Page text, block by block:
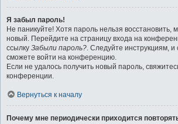
Я забыл пароль!
Не паникуйте! Хотя пароль нельзя восстановить,
новый. Перейдите на страницу входа на
ссылку Забыли пароль?. Следуйте инструкциям, и
сможете войти на конференцию.
Если не удалось получить новый пароль,
конференции.
Вернуться к началу
Почему мне периодически приходится